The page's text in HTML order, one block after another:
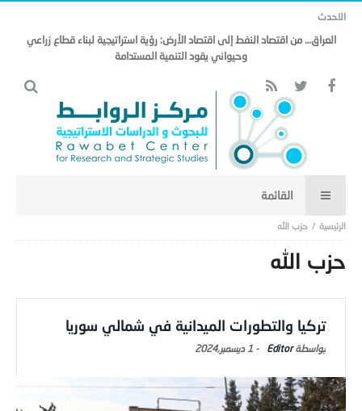
الاحدث
العراق… من اقتصاد النفط إلى اقتصاد الأرض: رؤية استراتيجية لبناء قطاع زراعي
وحيواني يقود التنمية المستدامة
حزب الله
حزب الله
تركيا والتطورات الميدانية في شمالي سوريا
Editor
- 1 ديسمبر,2024